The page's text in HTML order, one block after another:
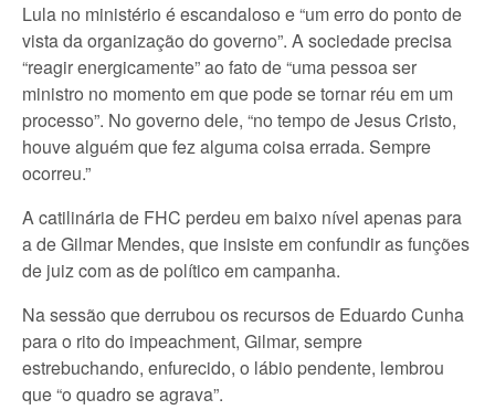
Lula no ministério é escandaloso e “um erro do ponto de
vista da organização do governo”. A sociedade precisa
“reagir energicamente” ao fato de “uma pessoa ser
ministro no momento em que pode se tornar réu em um
processo”. No governo dele, “no tempo de Jesus Cristo,
houve alguém que fez alguma coisa errada. Sempre
ocorreu.”
A catilinária de FHC perdeu em baixo nível apenas para
a de Gilmar Mendes, que insiste em confundir as funções
de juiz com as de político em campanha.
Na sessão que derrubou os recursos de Eduardo Cunha
para o rito do impeachment, Gilmar, sempre
estrebuchando, enfurecido, o lábio pendente, lembrou
que “o quadro se agrava”.